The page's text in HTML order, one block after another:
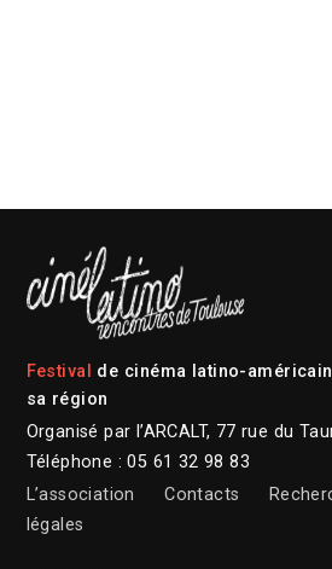
Festival de cinéma latino-
sa région
Organisé par l’ARCALT, 77 rue du
Téléphone : 05 61 32 98 83
L’association
Contacts
légales